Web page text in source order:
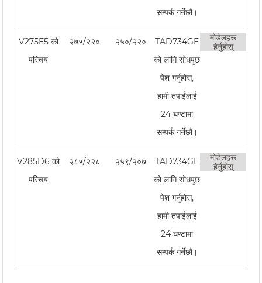
सम्पर्क गर्नेछौं।
V275E5 को
परिचय
२७५/२२० २५०/२२०
TAD734GE
को लागि सोधपुछ
पेश गर्नुहोस्,
हामी तपाईंलाई
24 घण्टामा
सम्पर्क गर्नेछौं।
मोडेलहरू
हेर्नुहोस्
V285D6 को
परिचय
२८५/२२८ २५९/२०७
TAD734GE
को लागि सोधपुछ
पेश गर्नुहोस्,
हामी तपाईंलाई
24 घण्टामा
सम्पर्क गर्नेछौं।
मोडेलहरू
हेर्नुहोस्